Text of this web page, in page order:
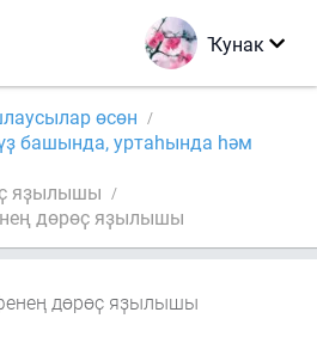
Ҡунак
өсөн
башында, уртаһында һәм
яҙылышы
дөрөҫ яҙылышы
дөрөҫ яҙылышы